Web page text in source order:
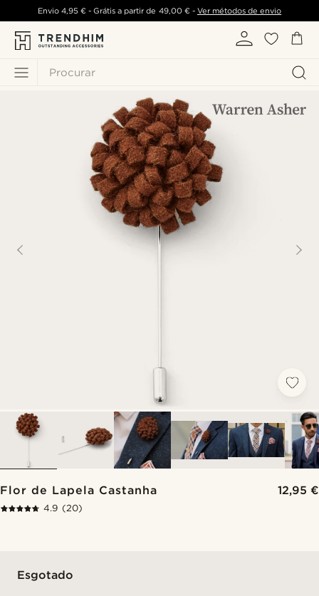
Procurar
Envio 4,95 €- Grátis a partir de 49,00 €- Ver métodos de envio
Flor de Lapela Castanha 12,95 €
4.9 (20)
Esgotado